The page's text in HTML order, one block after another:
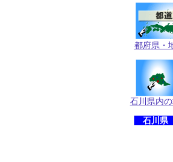
都府県・
石川県内
石川県